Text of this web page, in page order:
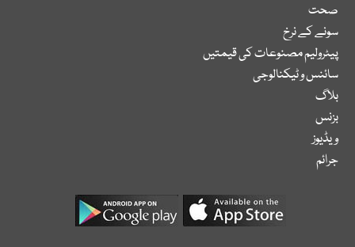
صحت
سونے کے نرخ
پیٹرولیم مصنوعات کی قیمتیں
سائنس و ٹیکنالوجی
بلاگ
بزنس
ویڈیوز
جرائم